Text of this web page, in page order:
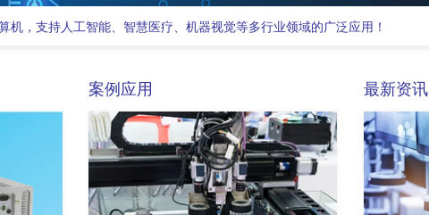
机，支持人工智能、智慧医疗、机器视觉等多行业领域的广泛应用！
案例应用 最新资讯